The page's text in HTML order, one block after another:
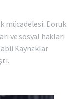
mücadelesi: Doruk
ve sosyal hakları
Kaynaklar